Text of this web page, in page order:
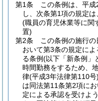
第1条
この条例は、平成
し、次条第1項の規定は
(職員の育児休業等に関
置)
第2条
この条例の施行の
おいて第3条の規定に
る条例(以下「新条例」
時間勤務をするため、
律(平成3年法律第110号)
は同法第11条第2項に
定による承認を受けよ